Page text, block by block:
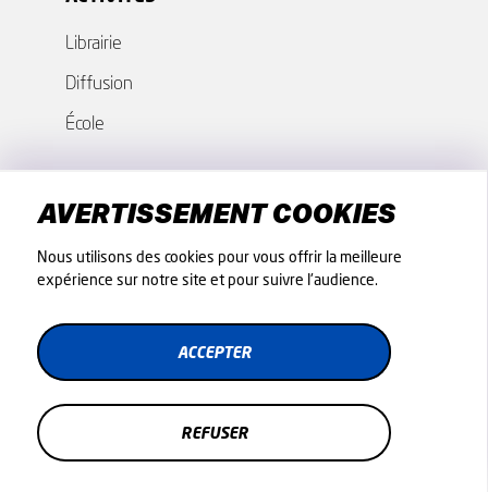
Librairie
Diffusion
École
GROUPES - COLLECTIVITÉS
Nos offres
Fiches techniques
AVERTISSEMENT COOKIES
Nous utilisons des cookies pour vous offrir la meilleure
expérience sur notre site et pour suivre l'audience.
ACCEPTER
REFUSER